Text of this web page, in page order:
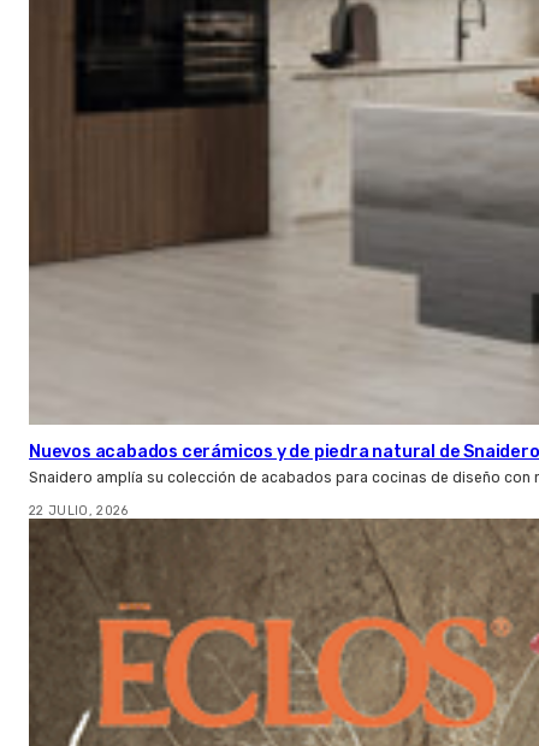
Nuevos acabados cerámicos y de piedra natural de Snaidero
Snaidero amplía su colección de acabados para cocinas de diseño
22 JULIO, 2026